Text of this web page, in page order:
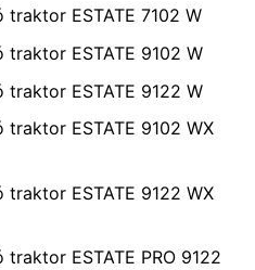
ESTATE 7102 W
ESTATE 9102 W
ESTATE 9122 W
ESTATE 9102 WX
ESTATE 9122 WX
ESTATE PRO 9122